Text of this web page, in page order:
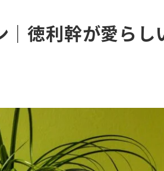
徳利幹が愛らし